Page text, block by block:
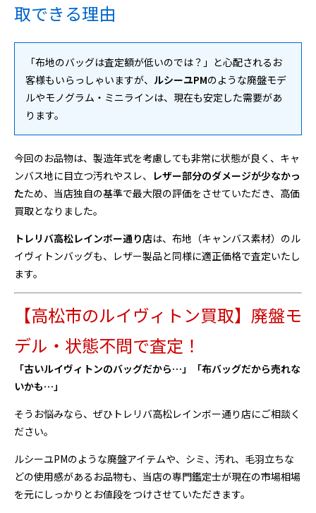
取できる理由
「布地のバッグは査定額が低いのでは？」と心配されるお
客様もいらっしゃいますが、 ルシーユPMのような廃盤モデ
ルやモノグラム・ミニラインは、現在も安定した需要があ
ります。
今回のお品物は、製造年式を考慮しても非常に状態が良く、キャ
ンバス地に目立つ汚れやスレ、 レザー部分のダメージが少なかっ
たため、当店独自の基準で最大限の評価をさせていただき、高価
買取となりました。
トレリバ高松レインボー通り店は、布地（キャンバス素材）のル
イヴィトンバッグも、レザー製品と同様に適正価格で査定いたし
ます。
【高松市のルイヴィトン買取】廃盤モ
デル・状態不問で査定！
「古いルイヴィトンのバッグだから…」「布バッグだから売れな
いかも…」
そうお悩みなら、ぜひトレリバ高松レインボー通り店にご相談く
ださい。
ルシーユPMのような廃盤アイテムや、シミ、汚れ、毛羽立ちな
どの使用感があるお品物も、当店の専門鑑定士が現在の市場相場
を元にしっかりとお値段をつけさせていただきます。